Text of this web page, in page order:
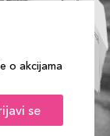
o akcijama
se